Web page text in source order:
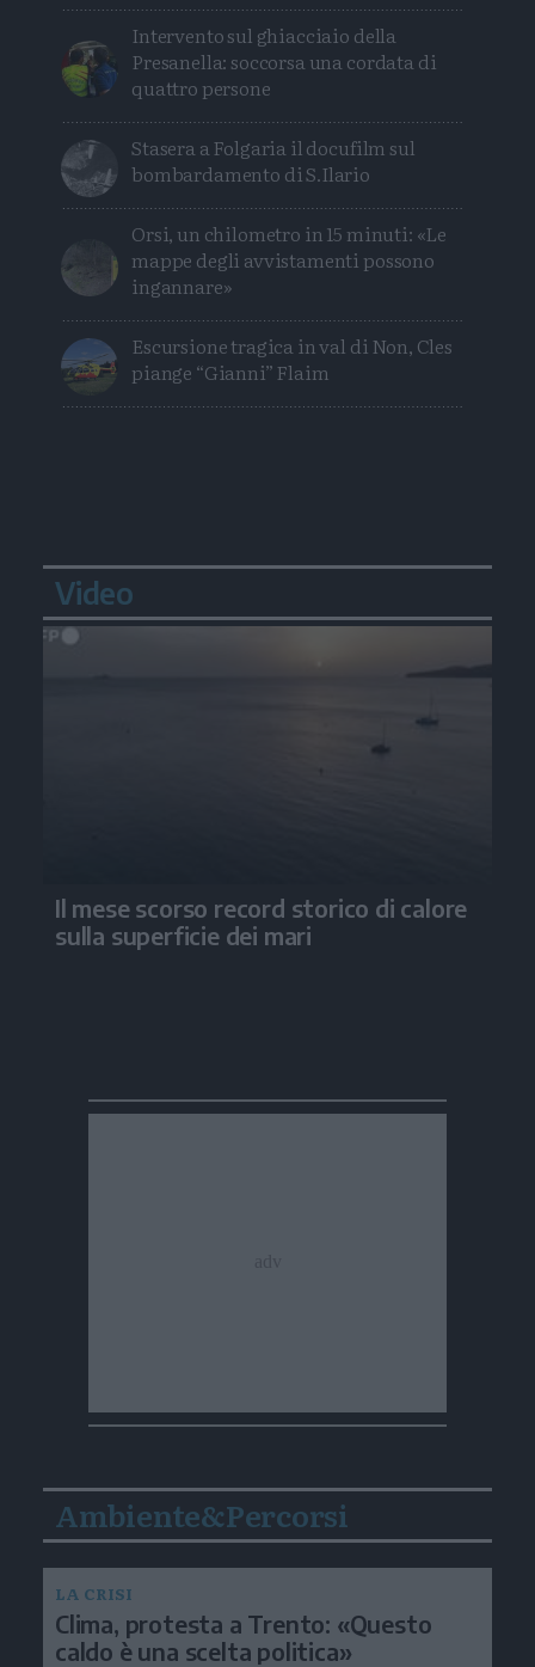
Intervento sul ghiacciaio della
Presanella: soccorsa una cordata di
quattro persone
Stasera a Folgaria il docufilm sul
bombardamento di S.Ilario
Orsi, un chilometro in 15 minuti: «Le
mappe degli avvistamenti possono
ingannare»
Escursione tragica in val di Non, Cles
piange “Gianni” Flaim
Video
Il mese scorso record storico di calore
sulla superficie dei mari
Ambiente&Percorsi
LA CRISI
Clima, protesta a Trento: «Questo
caldo è una scelta politica»